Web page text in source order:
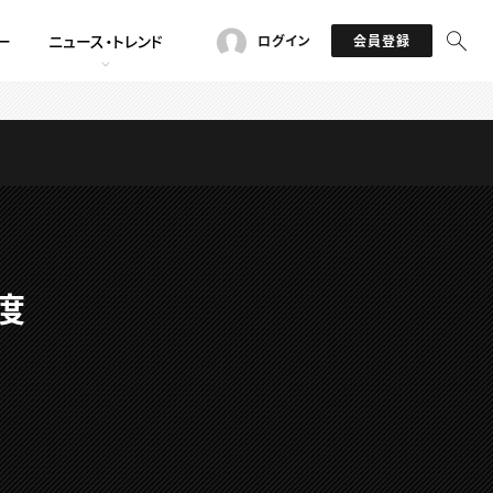
ニュース・トレンド ログイン 会員登録